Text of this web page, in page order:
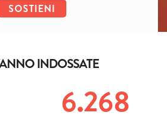
SOSTIENI
INDOSSATE
6.268